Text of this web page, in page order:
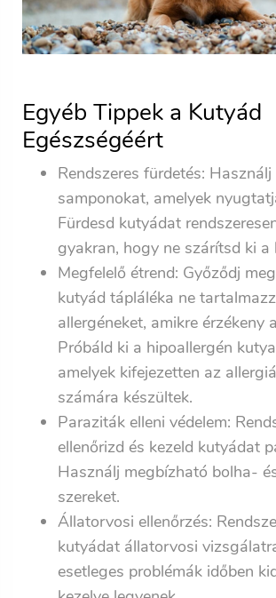
Egyéb Tippek a Kutyád
Egészségéért
Rendszeres fürdetés:
samponokat, amelyek
Fürdesd kutyádat
gyakran, hogy ne szárítsd ki a
Megfelelő étrend: Győződj
kutyád tápláléka ne
allergéneket, amikre érzékeny
Próbáld ki a hipoallergén
amelyek kifejezetten az
számára készültek.
Paraziták elleni védelem:
ellenőrizd és kezeld kutyádat
Használj megbízható bolha-
szereket.
Állatorvosi ellenőrzés:
kutyádat állatorvosi
esetleges problémák időben